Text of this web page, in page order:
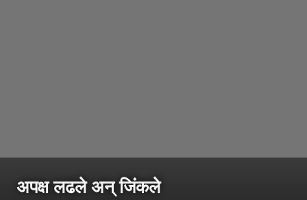
अपक्ष लढले अन् जिंकले